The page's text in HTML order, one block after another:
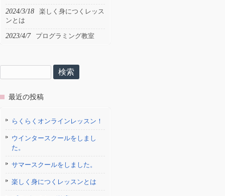
2024/3/18
楽しく身につくレッス
ンとは
2023/4/7 プログラミング教室
索:
最近の投稿
らくらくオンラインレッスン！
ウインタースクールをしまし
た。
サマースクールをしました。
楽しく身につくレッスンとは